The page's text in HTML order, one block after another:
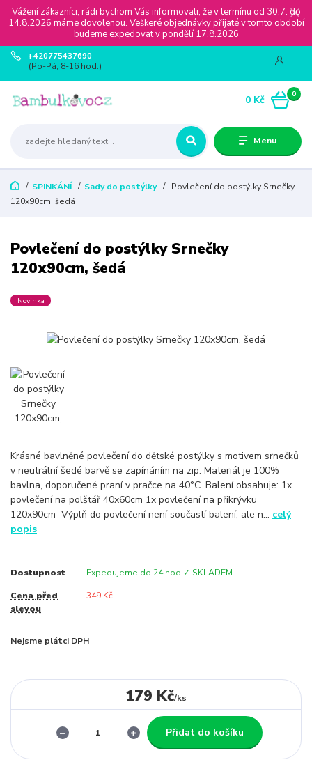
Vážení zákazníci, rádi bychom Vás informovali, že v termínu od 30.7. do
14.8.2026 máme dovolenou. Veškeré objednávky přijaté v tomto období
budeme expedovat v pondělí 17.8.2026
Menu
+420775437690
(Po-Pá, 8-16 hod.)
0
0 Kč
SPINKÁNÍ Sady do postýlky
Povlečení do postýlky Srnečky
120x90cm, šedá
Povlečení do postýlky Srnečky
120x90cm, šedá
Novinka
Krásné bavlněné povlečení do dětské postýlky s motivem srnečků
v neutrální šedé barvě se zapínáním na zip. Materiál je 100%
bavlna, doporučené praní v pračce na 40°C. Balení obsahuje: 1x
povlečení na polštář 40x60cm 1x povlečení na přikrývku
120x90cm Výplň do povlečení není součastí balení, ale n... celý
popis
Dostupnost Expedujeme do 24 hod ✓ SKLADEM
Cena před
slevou
349 Kč
Nejsme plátci DPH
179 Kč/ks
Přidat do košíku